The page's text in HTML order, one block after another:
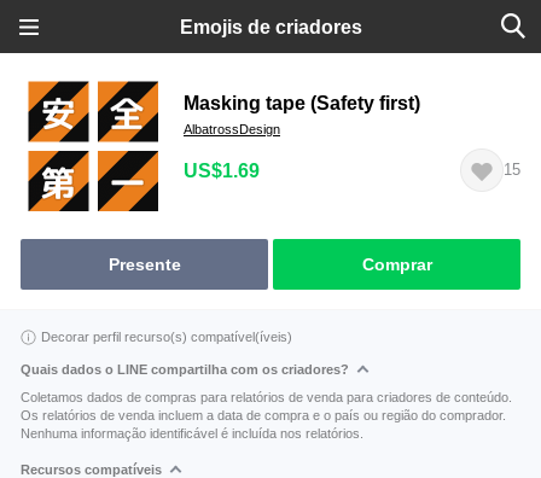
Emojis de criadores
Masking tape (Safety first)
AlbatrossDesign
US$1.69 15
Presente Comprar
Decorar perfil recurso(s) compatível(íveis)
Quais dados o LINE compartilha com os criadores?
Coletamos dados de compras para relatórios de venda para criadores de conteúdo.
Os relatórios de venda incluem a data de compra e o país ou região do comprador.
Nenhuma informação identificável é incluída nos relatórios.
Recursos compatíveis